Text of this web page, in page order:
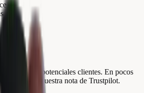
nuestros potenciales clientes. En pocos
entero en nuestra nota de Trustpilot.